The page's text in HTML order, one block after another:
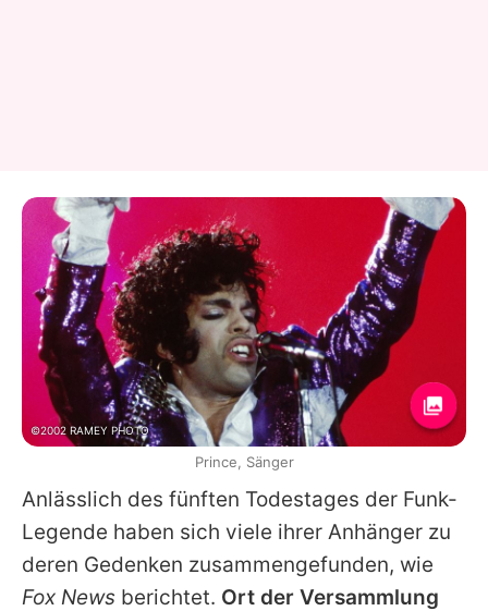
Anlässlich des fünften Todestages der Funk-
Legende haben sich viele ihrer Anhänger zu
deren Gedenken zusammengefunden, wie
Fox News berichtet. Ort der Versammlung
©2002 RAMEY PHOTO
Prince, Sänger